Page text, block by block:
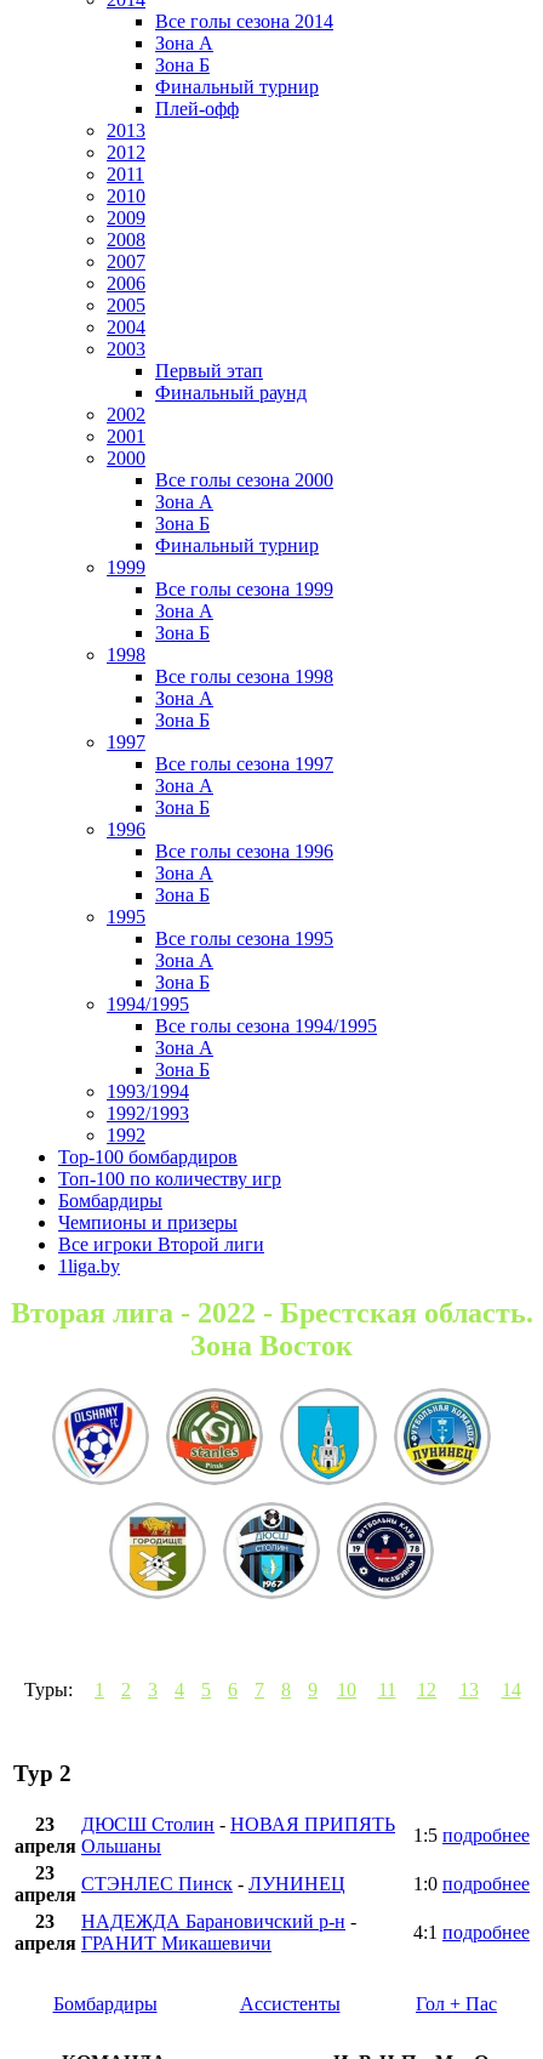
Все голы сезона 2014
Зона А
Зона Б
Финальный турнир
Плей-офф
2013
2012
2011
2010
2009
2008
2007
2006
2005
2004
2003
Первый этап
Финальный раунд
2002
2001
2000
Все голы сезона 2000
Зона А
Зона Б
Финальный турнир
1999
Все голы сезона 1999
Зона А
Зона Б
1998
Все голы сезона 1998
Зона А
Зона Б
1997
Все голы сезона 1997
Зона А
Зона Б
1996
Все голы сезона 1996
Зона А
Зона Б
1995
Все голы сезона 1995
Зона А
Зона Б
1994/1995
Все голы сезона 1994/1995
Зона А
Зона Б
1993/1994
1992/1993
1992
Top-100 бомбардиров
Топ-100 по количеству игр
Бомбардиры
Чемпионы и призеры
Все игроки Второй лиги
1liga.by
Вторая лига - 2022 - Брестская область.
Зона Восток
Туры: 1 2 3 4 5 6 7 8 9 10 11 12 13 14
Тур 2
23
апреля
ДЮСШ Столин - НОВАЯ ПРИПЯТЬ
Ольшаны
1:5 подробнее
23
апреля
СТЭНЛЕС Пинск - ЛУНИНЕЦ 1:0 подробнее
23
апреля
НАДЕЖДА Барановичский р-н -
ГРАНИТ Микашевичи
4:1 подробнее
Бомбардиры Ассистенты Гол + Пас